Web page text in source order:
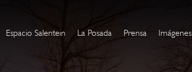
Espacio Salentein La Posada Prensa Imágenes